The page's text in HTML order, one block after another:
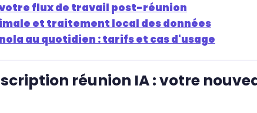
flux de travail post-réunion
et traitement local des données
au quotidien : tarifs et cas d'usage
réunion IA : votre